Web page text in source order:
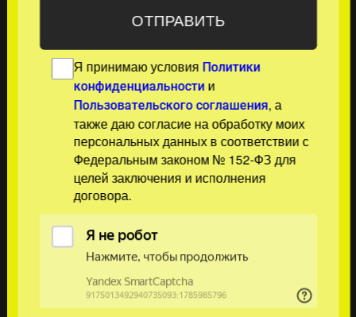
Я принимаю условия Политики
конфиденциальности и
Пользовательского соглашения, а
также даю согласие на обработку моих
персональных данных в соответствии с
Федеральным законом № 152-ФЗ для
целей заключения и исполнения
договора.